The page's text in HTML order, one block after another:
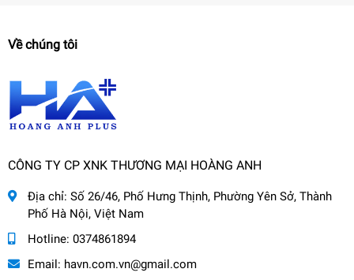
Về chúng tôi
CÔNG TY CP XNK THƯƠNG MẠI HOÀNG ANH
Địa chỉ: Số 26/46, Phố Hưng Thịnh, Phường Yên Sở, Thành
Phố Hà Nội, Việt Nam
Hotline: 0374861894
Email: havn.com.vn@gmail.com